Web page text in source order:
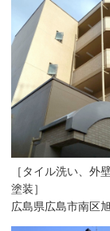
［タイル洗い、外
塗装］
広島県広島市南区